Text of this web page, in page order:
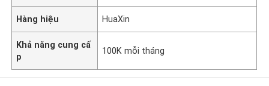
Hàng hiệu HuaXin
Khả năng cung cấ
p
100K mỗi tháng